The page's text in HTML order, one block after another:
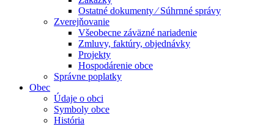
Ostatné dokumenty ⁄ Súhrnné správy
Zverejňovanie
Všeobecne záväzné nariadenie
Zmluvy, faktúry, objednávky
Projekty
Hospodárenie obce
Správne poplatky
Obec
Údaje o obci
Symboly obce
História